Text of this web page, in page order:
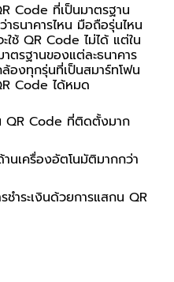
Code ที่เป็นมาตรฐาน
ธนาคารไหน มือถือรุ่นไหน
ช้ QR Code ไม่ได้ แต่ใน
าตรฐานของแต่ละธนาคาร
งทุกรุ่นที่เป็นสมาร์ทโฟน
Code ได้หมด
QR Code ที่ติดตั้งมาก
นเครื่องอัตโนมัติมากกว่า
ชำระเงินด้วยการแสกน QR